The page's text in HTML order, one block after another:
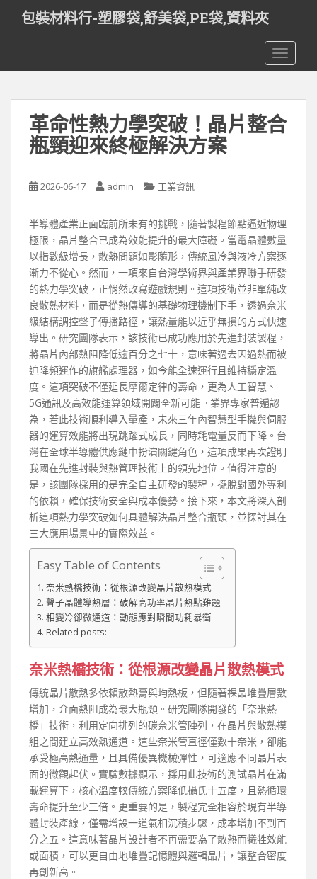
t
包裝材料行-塑膠袋,舒美袋,PE袋,資料夾
革命性熱力學突破！晶片整合
瓶頸迎來終極解決方案
2026-06-17 admin 工業資訊
半導體產業正面臨前所未有的挑戰，隨著製程節點逼近物理
極限，晶片整合已成為效能提升的最大障礙。當電晶體數量
以指數級增長，散熱問題如影隨形，傳統風冷與液冷方案逐
漸力不從心。然而，一項來自台灣學術界與產業界聯手研發
的熱力學突破，正悄然改寫遊戲規則。這項技術並非單純改
良散熱材料，而是從熱傳導的基礎物理機制下手，透過奈米
級結構調控聲子傳播路徑，讓熱量能以近乎無損的方式快速
導出。研究團隊表示，該技術已成功應用於先進封裝製程，
將晶片內部熱阻降低逾百分之七十，意味著過去因過熱而被
迫降頻運作的旗艦處理器，如今能全速運行且維持穩定溫
度。這項突破不僅延長摩爾定律的壽命，更為人工智慧、
5G通訊及高效能運算領域開闢全新可能。業界專家普遍認
為，若此技術順利導入量產，未來三年內智慧型手機與伺服
器的運算效能將出現跳躍式成長，同時耗電量反而下降。台
灣在全球半導體供應鏈中扮演關鍵角色，這項成果再次證明
我國在先進封裝與熱管理技術上的領先地位。值得注意的
是，該團隊採用的是完全自主研發的製程，擺脫對國外專利
的依賴，確保技術安全與成本優勢。接下來，本文將深入剖
析這項熱力學突破如何具體解決晶片整合瓶頸，並探討其在
三大應用場景中的實際效益。
Easy Table of Contents
奈米熱橋技術：從根源改變晶片散熱模式
聲子晶體導熱層：破解高功率晶片熱點難題
相變冷卻微通道：動態應對瞬間功耗暴衝
Related posts:
奈米熱橋技術：從根源改變晶片散熱模式
傳統晶片散熱多依賴散熱膏與均熱板，但隨著裸晶堆疊層數
增加，介面熱阻成為最大瓶頸。研究團隊開發的「奈米熱
橋」技術，利用定向排列的碳奈米管陣列，在晶片與散熱模
組之間建立高效熱通道。這些奈米管直徑僅數十奈米，卻能
承受極高熱通量，且具備優異機械彈性，可適應不同晶片表
面的微觀起伏。實驗數據顯示，採用此技術的測試晶片在滿
載運算下，核心溫度較傳統方案降低攝氏十五度，且熱循環
壽命提升至少三倍。更重要的是，製程完全相容於現有半導
體封裝產線，僅需增設一道氣相沉積步驟，成本增加不到百
分之五。這意味著晶片設計者不再需要為了散熱而犧牲效能
或面積，可以更自由地堆疊記憶體與邏輯晶片，讓整合密度
再創新高。